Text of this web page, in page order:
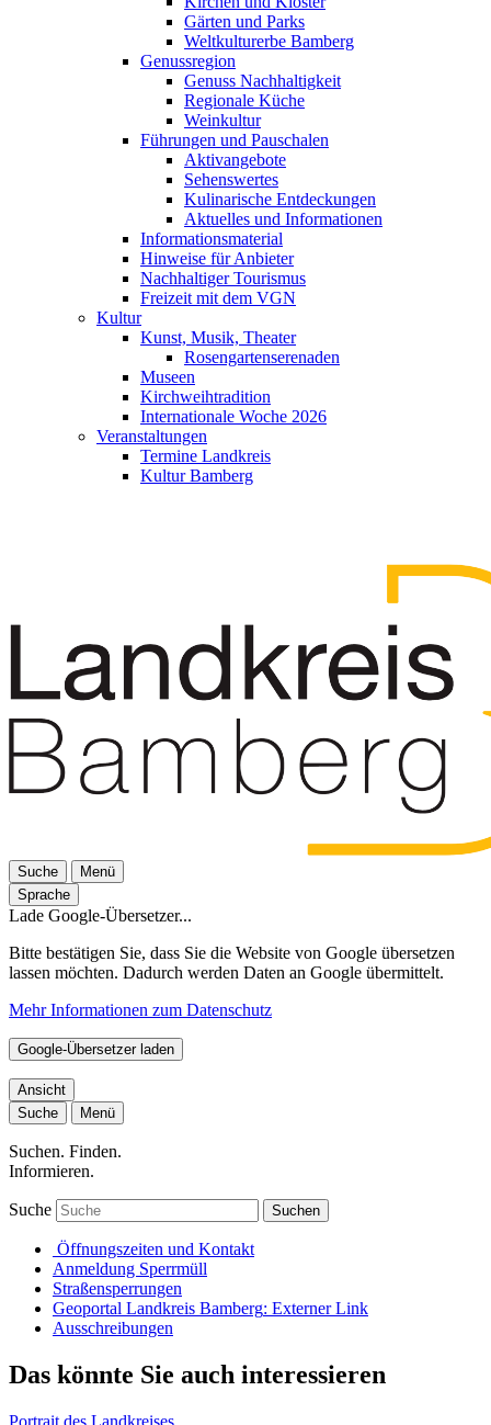
Gärten und Parks
Weltkulturerbe Bamberg
Genussregion
Genuss Nachhaltigkeit
Regionale Küche
Weinkultur
Führungen und Pauschalen
Aktivangebote
Sehenswertes
Kulinarische Entdeckungen
Aktuelles und Informationen
Informationsmaterial
Hinweise für Anbieter
Nachhaltiger Tourismus
Freizeit mit dem VGN
Kultur
Kunst, Musik, Theater
Rosengartenserenaden
Museen
Kirchweihtradition
Internationale Woche 2026
Veranstaltungen
Termine Landkreis
Kultur Bamberg
Suche
Menü
Sprache
Lade Google-Übersetzer...
Bitte bestätigen Sie, dass Sie die Website von Google übersetzen
lassen möchten. Dadurch werden Daten an Google übermittelt.
Mehr Informationen zum Datenschutz
Google-Übersetzer laden
Ansicht
Suche
Menü
Suchen. Finden.
Informieren.
Suche Suchen
Öffnungszeiten und Kontakt
Anmeldung Sperrmüll
Straßensperrungen
Geoportal Landkreis Bamberg: Externer Link
Ausschreibungen
Das könnte Sie auch interessieren
Portrait des Landkreises